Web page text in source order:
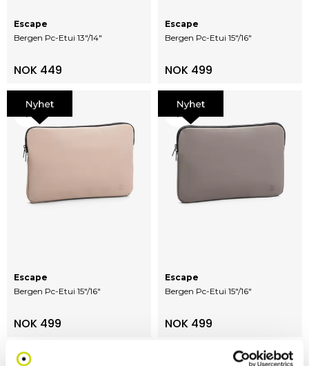
Bergen Pc-Etui 13"/14"
Escape
NOK 449
Bergen Pc-Etui 15"/16"
Escape
NOK 499
Bergen Pc-Etui 15"/16"
Escape
NOK 499
Bergen Pc-Etui 15"/16"
Escape
NOK 499